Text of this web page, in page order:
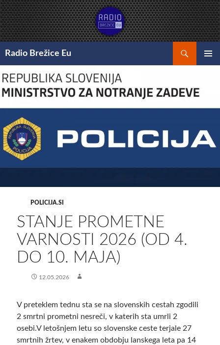
Preskoči
na
vsebino
Radio Brežice Eu
POLICIJA.SI
STANJE PROMETNE
VARNOSTI 2026 (OD 4.
DO 10. MAJA)
12.05.2026
V preteklem tednu sta se na slovenskih cestah zgodili
2 smrtni prometni nesreči, v katerih sta umrli 2
osebi.V letošnjem letu so slovenske ceste terjale 27
smrtnih žrtev, v enakem obdobju lanskega leta pa 14